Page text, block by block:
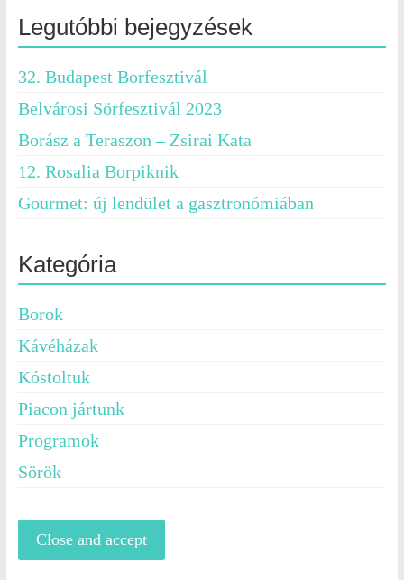
Legutóbbi bejegyzések
32. Budapest Borfesztivál
Belvárosi Sörfesztivál 2023
Borász a Teraszon – Zsirai Kata
12. Rosalia Borpiknik
Gourmet: új lendület a gasztronómiában
Kategória
Borok
Kávéházak
Kóstoltuk
Piacon jártunk
Programok
Sörök